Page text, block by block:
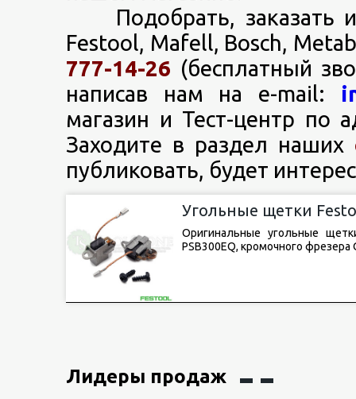
Подобрать, заказать и
Festool, Mafell, Bosch,
777-14-26 (бесплатный
написав нам на e-mail:
магазин и Тест-центр по
Заходите в раздел наших
публиковать, будет
Угольные щетки
Оригинальные угольные
PSB300EQ, кромочного
Лидеры продаж